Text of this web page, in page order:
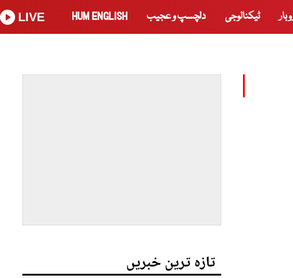
ٹیکنالوجی دلچسپ و عجیب HUM ENGLISH
LIVE
تازہ ترین خبریں